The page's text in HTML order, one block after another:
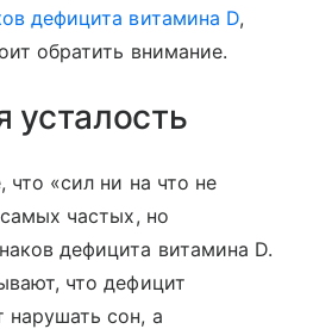
дефицита витамина D,
обратить внимание.
усталость
«сил ни на что не
частых, но
дефицита витамина D.
что дефицит
сон, а